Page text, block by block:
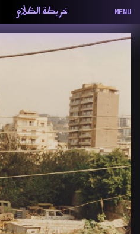
خريطة الظلام MENU
ماهيتنا
المساهمين